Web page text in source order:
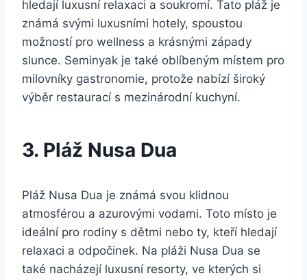
hledají luxusní relaxaci a soukromí. Tato pláž je
známá svými luxusními hotely, spoustou
možností pro wellness a krásnými západy
slunce. Seminyak je také oblíbeným místem pro
milovníky gastronomie, protože nabízí široký
výběr restaurací s mezinárodní kuchyní.
3. Pláž Nusa Dua
Pláž Nusa Dua je známá svou klidnou
atmosférou a azurovými vodami. Toto místo je
ideální pro rodiny s dětmi nebo ty, kteří hledají
relaxaci a odpočinek. Na pláži Nusa Dua se
také nacházejí luxusní resorty, ve kterých si